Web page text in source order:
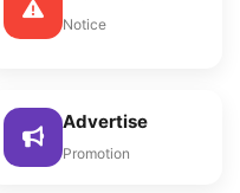
Notice
Advertise
Promotion